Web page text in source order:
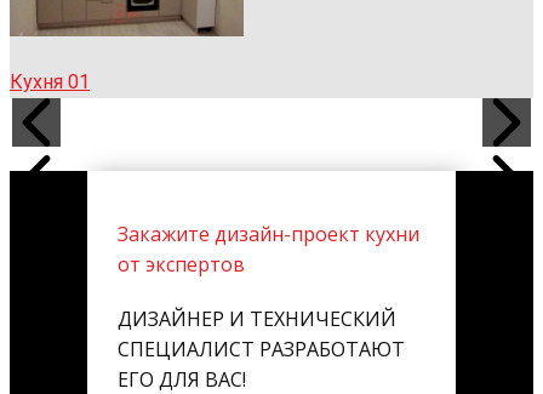
Кухня 01
Закажите дизайн-проект кухни
от экспертов
ДИЗАЙНЕР И ТЕХНИЧЕСКИЙ
СПЕЦИАЛИСТ РАЗРАБОТАЮТ
ЕГО ДЛЯ ВАС!